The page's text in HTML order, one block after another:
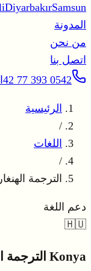
DiyarbakırSamsun
المدونة
من نحن
اتصل بنا
0542 393 77 42
الرئيسية
/
اللغات
/
الترجمة
دعم اللغة
🇭🇺
Konya الترجمة